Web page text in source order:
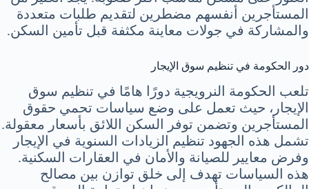
المستأجرين أنفسهم مضطرين لتقديم طلبات متعددة
والمشاركة في جولات معاينة مكثفة قبل تأمين السكن.
دور الحكومة في تنظيم سوق الإيجار
تلعب الحكومة النرويجية دورًا هامًا في تنظيم سوق
الإيجار، حيث تعمل على وضع سياسات تحمي حقوق
المستأجرين وتضمن توفر السكن اللائق بأسعار معقولة.
تشمل هذه الجهود تنظيم الزيادات السنوية في الإيجار
وفرض معايير للصيانة والأمان في العقارات السكنية.
هذه السياسات تهدف إلى خلق توازن بين مصالح